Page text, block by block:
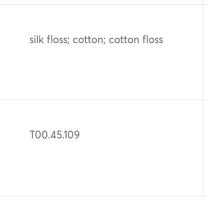
silk floss; cotton; cotton floss
T00.45.109